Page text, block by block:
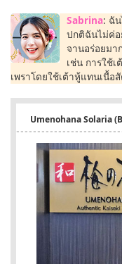
Sabrina: ฉั
ปกติฉันไม่ค่อ
จานอร่อยมา
เช่น การใช้
เพราโดยใช้เต้าหู้แทนเนื้อ
Umenohana Solaria